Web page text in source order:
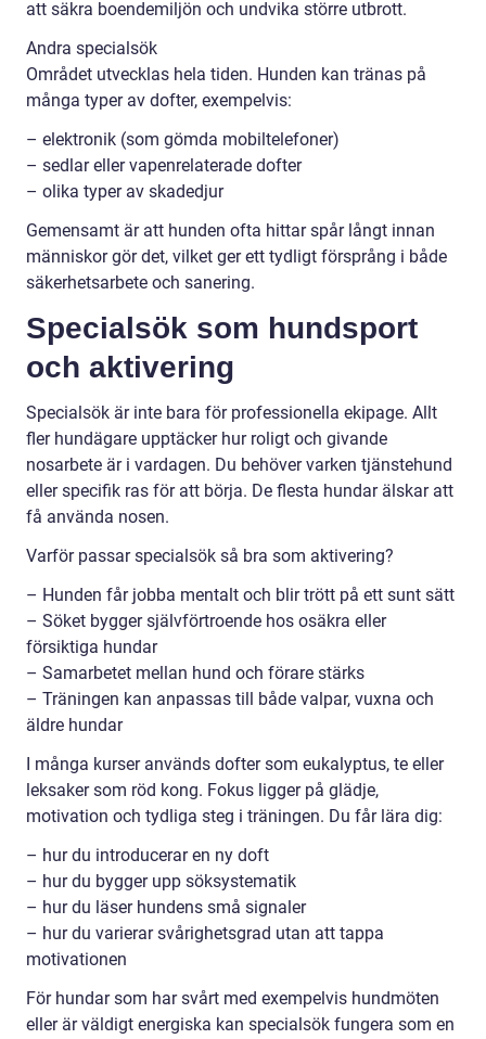
att säkra boendemiljön och undvika större utbrott.
Andra specialsök
Området utvecklas hela tiden. Hunden kan tränas på
många typer av dofter, exempelvis:
– elektronik (som gömda mobiltelefoner)
– sedlar eller vapenrelaterade dofter
– olika typer av skadedjur
Gemensamt är att hunden ofta hittar spår långt innan
människor gör det, vilket ger ett tydligt försprång i både
säkerhetsarbete och sanering.
Specialsök som hundsport
och aktivering
Specialsök är inte bara för professionella ekipage. Allt
fler hundägare upptäcker hur roligt och givande
nosarbete är i vardagen. Du behöver varken tjänstehund
eller specifik ras för att börja. De flesta hundar älskar att
få använda nosen.
Varför passar specialsök så bra som aktivering?
– Hunden får jobba mentalt och blir trött på ett sunt sätt
– Söket bygger självförtroende hos osäkra eller
försiktiga hundar
– Samarbetet mellan hund och förare stärks
– Träningen kan anpassas till både valpar, vuxna och
äldre hundar
I många kurser används dofter som eukalyptus, te eller
leksaker som röd kong. Fokus ligger på glädje,
motivation och tydliga steg i träningen. Du får lära dig:
– hur du introducerar en ny doft
– hur du bygger upp söksystematik
– hur du läser hundens små signaler
– hur du varierar svårighetsgrad utan att tappa
motivationen
För hundar som har svårt med exempelvis hundmöten
eller är väldigt energiska kan specialsök fungera som en